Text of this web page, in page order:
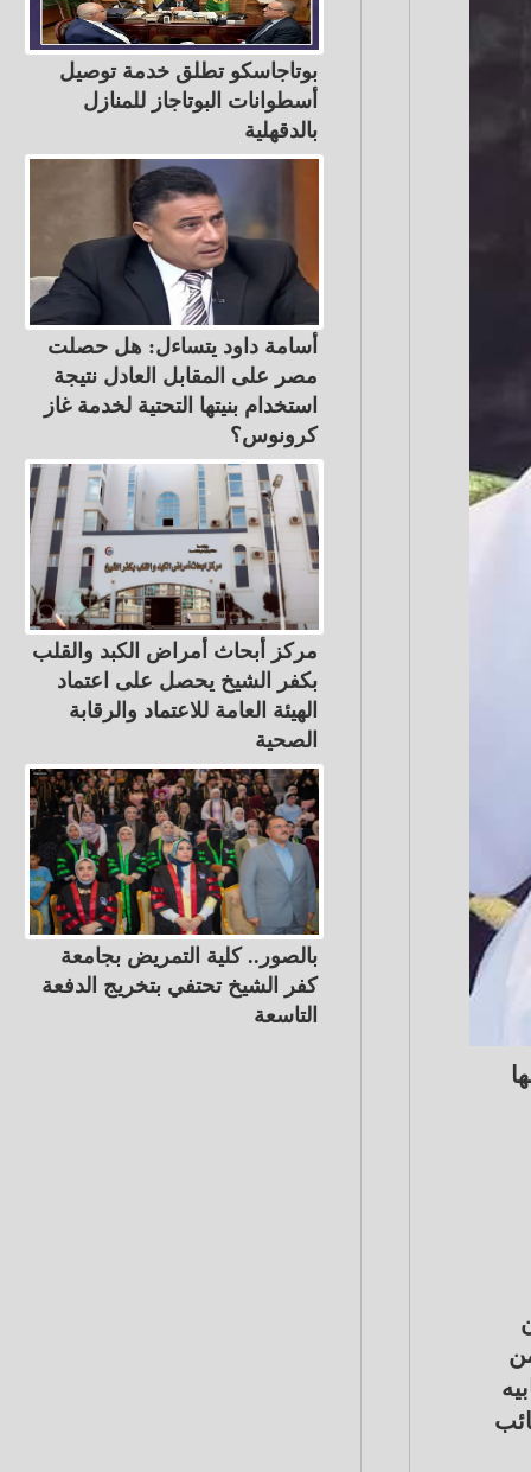
بوتاجاسكو تطلق خدمة توصيل
أسطوانات البوتاجاز للمنازل
بالدقهلية
أسامة داود يتساءل: هل حصلت
مصر على المقابل العادل نتيجة
استخدام بنيتها التحتية لخدمة غاز
كرونوس؟
مركز أبحاث أمراض الكبد والقلب
بكفر الشيخ يحصل على اعتماد
الهيئة العامة للاعتماد والرقابة
الصحية
بالصور.. كلية التمريض بجامعة
كفر الشيخ تحتفي بتخريج الدفعة
التاسعة